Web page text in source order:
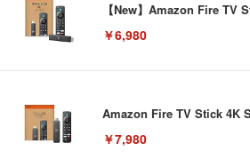
【New】Amazon Fire TV
￥6,980
Amazon Fire TV Stick 4K
￥7,980